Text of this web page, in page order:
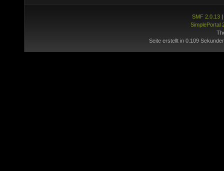
SMF 2.0.13|
SimplePortal
Seite erstellt in 0.109